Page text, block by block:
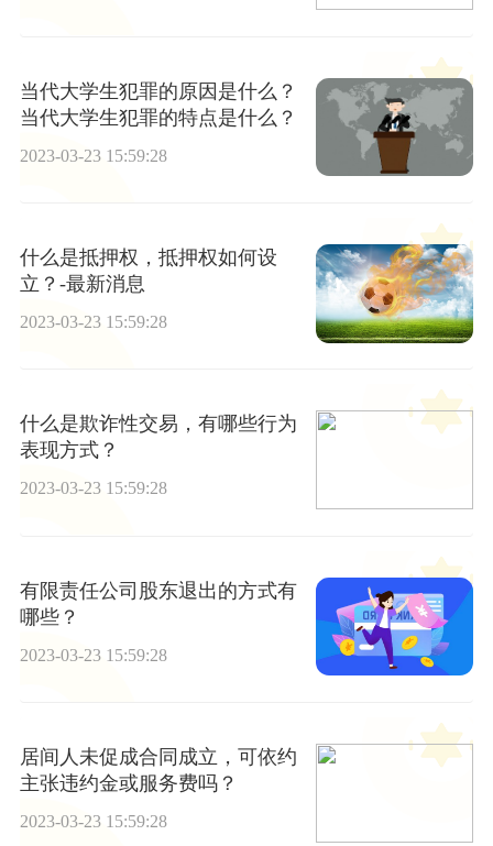
当代大学生犯罪的原因是什么？
当代大学生犯罪的特点是什么？
2023-03-23 15:59:28
什么是抵押权，抵押权如何设
立？-最新消息
2023-03-23 15:59:28
什么是欺诈性交易，有哪些行为
表现方式？
2023-03-23 15:59:28
有限责任公司股东退出的方式有
哪些？
2023-03-23 15:59:28
居间人未促成合同成立，可依约
主张违约金或服务费吗？
2023-03-23 15:59:28